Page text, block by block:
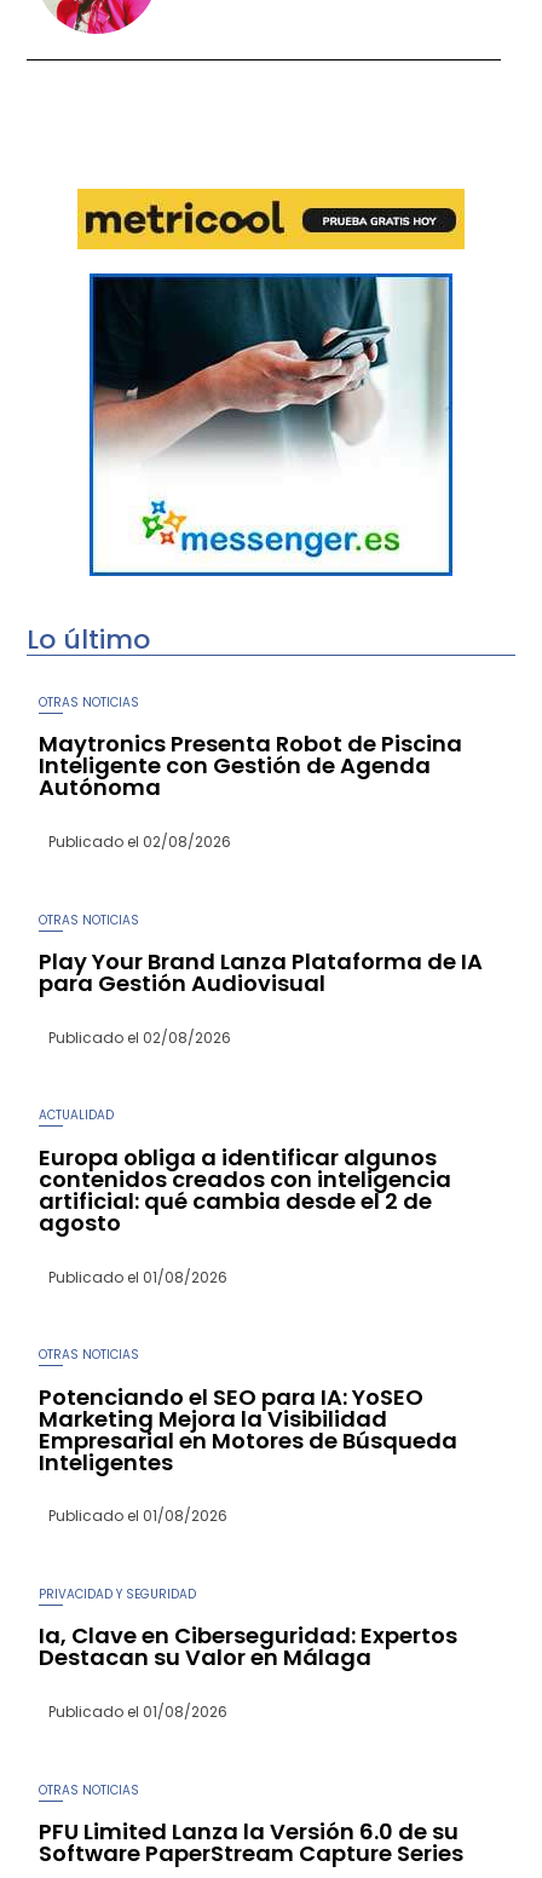
Lo último
OTRAS NOTICIAS
Maytronics Presenta Robot de Piscina
Inteligente con Gestión de Agenda
Autónoma
Publicado el 02/08/2026
OTRAS NOTICIAS
Play Your Brand Lanza Plataforma de IA
para Gestión Audiovisual
Publicado el 02/08/2026
ACTUALIDAD
Europa obliga a identificar algunos
contenidos creados con inteligencia
artificial: qué cambia desde el 2 de
agosto
Publicado el 01/08/2026
OTRAS NOTICIAS
Potenciando el SEO para IA: YoSEO
Marketing Mejora la Visibilidad
Empresarial en Motores de Búsqueda
Inteligentes
Publicado el 01/08/2026
PRIVACIDAD Y SEGURIDAD
Ia, Clave en Ciberseguridad: Expertos
Destacan su Valor en Málaga
Publicado el 01/08/2026
OTRAS NOTICIAS
PFU Limited Lanza la Versión 6.0 de su
Software PaperStream Capture Series